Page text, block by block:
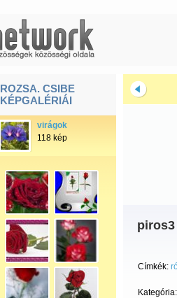
ROZSA. CSIBE
KÉPGALÉRIÁI
virágok
118 kép
piros3
Címkék:
Kategória: